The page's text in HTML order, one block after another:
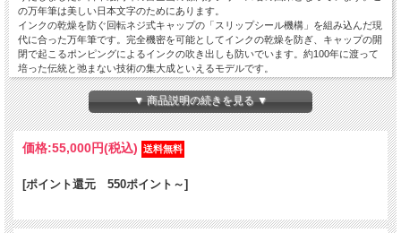
の万年筆は美しい日本文字のためにあります。
インクの乾燥を防ぐ回転ネジ式キャップの「スリップシール機構」を組み込んだ現
代に合った万年筆です。完全機密を可能としてインクの乾燥を防ぎ、キャップの開
閉で起こるポンピングによるインクの吹き出しも防いでいます。約100年に渡って
培った伝統と弛まない技術の集大成といえるモデルです。
・ニースシリーズ
ニースは南フランスのコートダジュールにある保養地・観光地として世界的に有名
な都市です。美しい海と山に恵まれたその土地は「天使の湾」とも呼ばれ、19世紀
ごろから多くの貴族や芸術家を魅了してきました。この街を包み込む柔らかい光
と、キラキラと反射する水面のような輝きを表現した万年筆をプラチナ万年筆では
ペン先の素材：14金（ピンクゴールドメッキ）
▼ 商品説明の続きを見る ▼
価格:55,000円(税込)
[ポイント還元 550ポイント～]